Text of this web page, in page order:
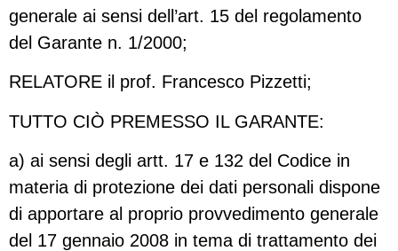
generale ai sensi dell’art. 15 del regolamento
del Garante n. 1/2000;
RELATORE il prof. Francesco Pizzetti;
TUTTO CIÒ PREMESSO IL GARANTE:
a) ai sensi degli artt. 17 e 132 del Codice in
materia di protezione dei dati personali dispone
di apportare al proprio provvedimento generale
del 17 gennaio 2008 in tema di trattamento dei